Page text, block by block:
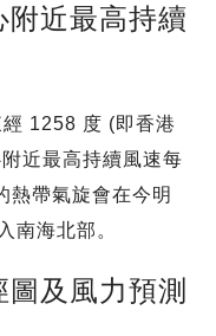
附近最高持續
1258 度 (即香港
近最高持續風速每
熱帶氣旋會在今明
南海北部。
及風力預測